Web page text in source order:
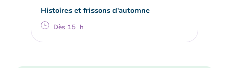
Histoires et frissons d'automne
Dès 15 h